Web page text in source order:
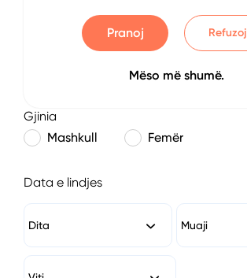
Numri i Telefonit
Gjinia
Mashkull
Femër
Data e lindjes
Dita Muaji
Pranoj Refuzoj
Mëso më shumë.